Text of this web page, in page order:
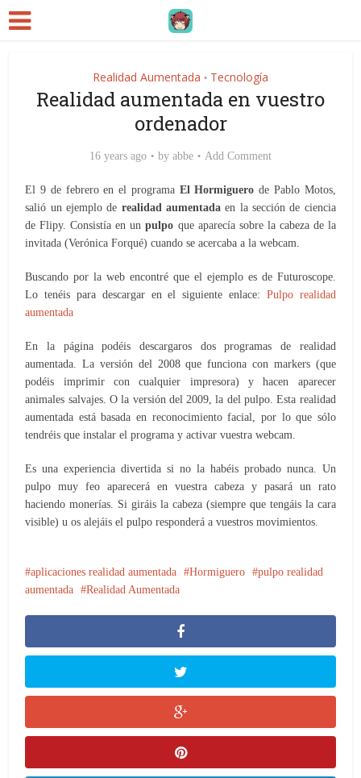
Realidad Aumentada • Tecnología
Realidad aumentada en vuestro
ordenador
16 years ago by abbe Add Comment
El 9 de febrero en el programa El Hormiguero de Pablo Motos,
salió un ejemplo de realidad aumentada en la sección de ciencia
de Flipy. Consistía en unpulpo que aparecía sobre la cabeza de la
invitada (Verónica Forqué) cuando se acercaba a la webcam.
Buscando por la web encontré que el ejemplo es de Futuroscope.
Lo tenéis para descargar en el siguiente enlace: Pulpo realidad
aumentada
En la página podéis descargaros dos programas de realidad
aumentada. La versión del 2008 que funciona con markers (que
podéis imprimir con cualquier impresora) y hacen aparecer
animales salvajes. O la versión del 2009, la del pulpo. Esta realidad
aumentada está basada en reconocimiento facial, por lo que sólo
tendréis que instalar el programa y activar vuestra webcam.
Es una experiencia divertida si no la habéis probado nunca. Un
pulpo muy feo aparecerá en vuestra cabeza y pasará un rato
haciendo monerías. Si giráis la cabeza (siempre que tengáis la cara
visible) u os alejáis el pulpo responderá a vuestros movimientos.
aplicaciones realidad aumentada Hormiguero
pulpo realidad
aumentada
Realidad Aumentada